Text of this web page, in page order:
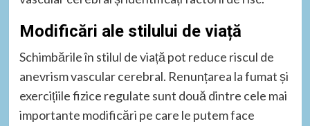
Modificări ale stilului de viață
Schimbările în stilul de viață pot reduce riscul de
anevrism vascular cerebral. Renunțarea la fumat și
exercițiile fizice regulate sunt două dintre cele mai
importante modificări pe care le putem face